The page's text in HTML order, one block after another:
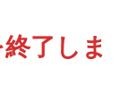
了しま